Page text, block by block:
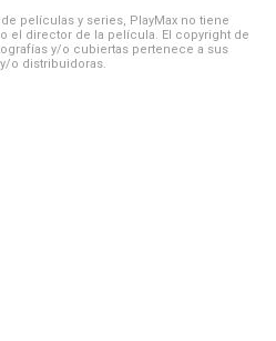
películas y series, PlayMax no tiene
el director de la película. El copyright de
y/o cubiertas pertenece a sus
o distribuidoras.